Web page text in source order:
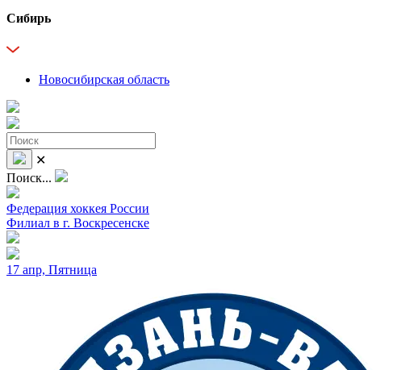
Сибирь
Новосибирская область
✕
Поиск...
Федерация хоккея России
Филиал в г. Воскресенске
17 апр, Пятница